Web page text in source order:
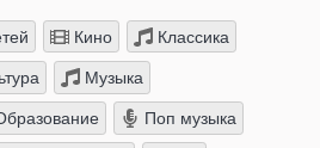
Кино Классика
Музыка
Поп музыка